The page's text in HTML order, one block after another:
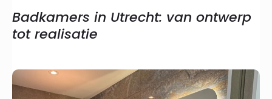
Badkamers in Utrecht: van ontwerp
tot realisatie